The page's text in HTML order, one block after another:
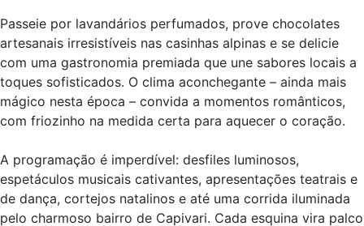
Passeie por lavandários perfumados, prove chocolates
artesanais irresistíveis nas casinhas alpinas e se delicie
com uma gastronomia premiada que une sabores locais a
toques sofisticados. O clima aconchegante – ainda mais
mágico nesta época – convida a momentos românticos,
com friozinho na medida certa para aquecer o coração.
A programação é imperdível: desfiles luminosos,
espetáculos musicais cativantes, apresentações teatrais e
de dança, cortejos natalinos e até uma corrida iluminada
pelo charmoso bairro de Capivari. Cada esquina vira palco